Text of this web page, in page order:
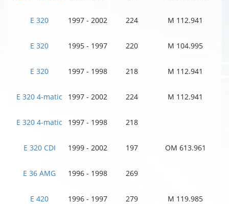
E 320 1997 - 2002 224 M 112.941
E 320 1995 - 1997 220 M 104.995
E 320 1997 - 1998 218 M 112.941
E 320 4-matic 1997 - 2002 224 M 112.941
E 320 4-matic 1997 - 1998 218
E 320 CDI 1999 - 2002 197 OM 613.961
E 36 AMG 1996 - 1998 269
E 420 1996 - 1997 279 M 119.985